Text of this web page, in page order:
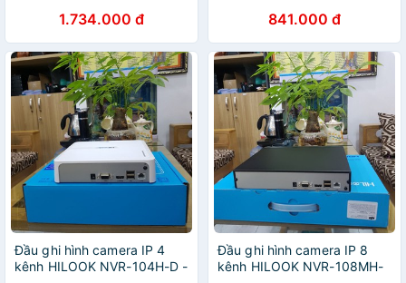
1.734.000 đ 841.000 đ
Đầu ghi hình camera IP 4
kênh HILOOK NVR-104H-D -
Đầu ghi hình camera IP 8
kênh HILOOK NVR-108MH-